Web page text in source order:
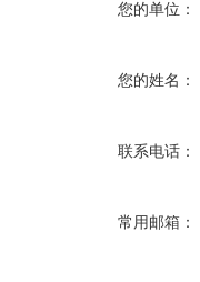
您的单位：
您的姓名：
联系电话：
常用邮箱：